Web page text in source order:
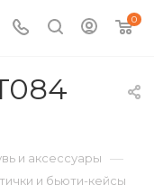
0
и аксессуары —
и бьюти-кейсы